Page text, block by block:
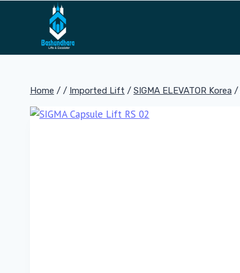
Home / / Imported Lift / SIGMA ELEVATOR Korea /